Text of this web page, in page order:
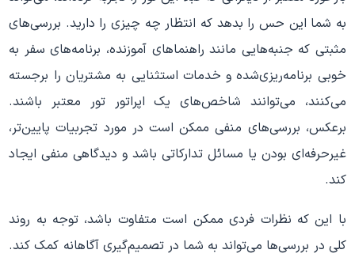
به شما این حس را بدهد که انتظار چه چیزی را دارید. بررسی‌های
مثبتی که جنبه‌هایی مانند راهنماهای آموزنده، برنامه‌های سفر به
خوبی برنامه‌ریزی‌شده و خدمات استثنایی به مشتریان را برجسته
می‌کنند، می‌توانند شاخص‌های یک اپراتور تور معتبر باشند.
برعکس، بررسی‌های منفی ممکن است در مورد تجربیات پایین‌تر،
غیرحرفه‌ای بودن یا مسائل تدارکاتی باشد و دیدگاهی منفی ایجاد
کند.
با این که نظرات فردی ممکن است متفاوت باشد، توجه به روند
کلی در بررسی‌ها می‌تواند به شما در تصمیم‌گیری آگاهانه کمک کند.